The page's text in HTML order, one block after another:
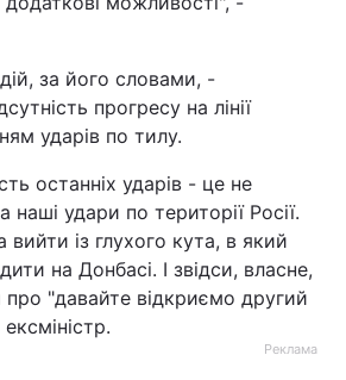
за його словами, -
прогресу на лінії
ударів по тилу.
останніх ударів - це не
удари по території Росії.
вийти із глухого кута, в який
на Донбасі. І звідси, власне,
про "давайте відкриємо другий
Реклама